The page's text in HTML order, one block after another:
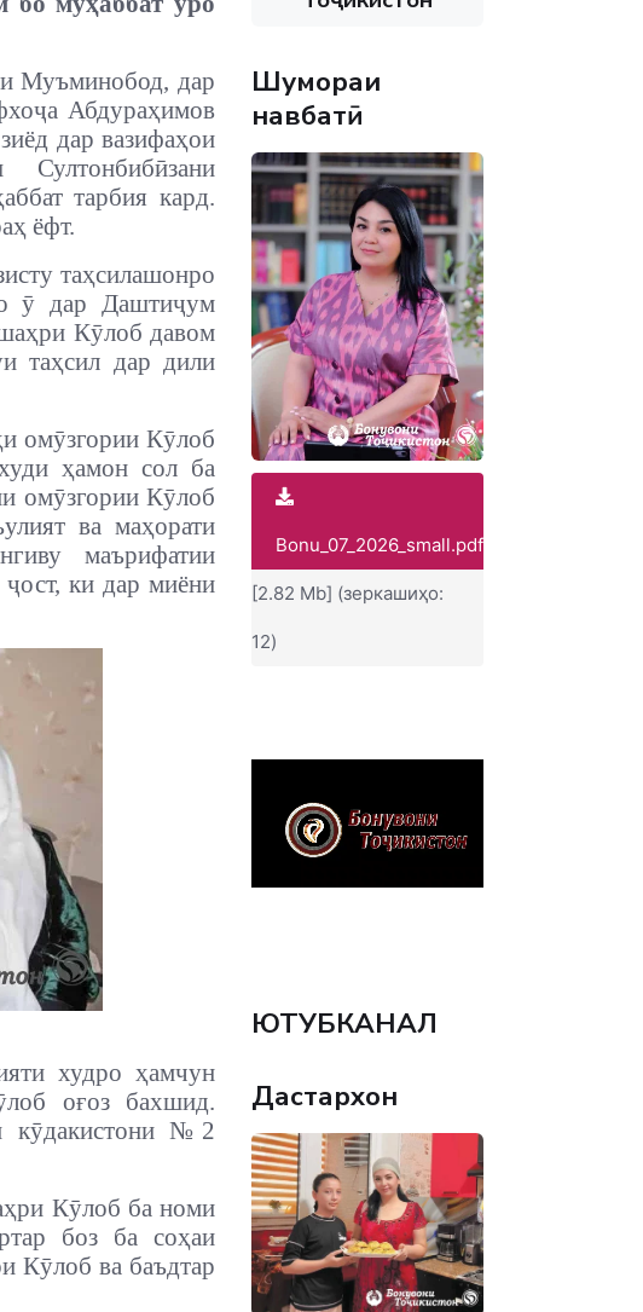
Муъминобод, дар
Абдураҳимов
дар вазифаҳои
Султонбибӣзани
тарбия кард.
ёфт.
таҳсилашонро
ӯ дар Даштиҷум
Кӯлоб давом
таҳсил дар дили
омӯзгории Кӯлоб
ҳамон сол ба
омӯзгории Кӯлоб
ва маҳорати
маърифатии
ки дар миёни
худро ҳамчун
оғоз бахшид.
кӯдакистони №2
Кӯлоб ба номи
боз ба соҳаи
Кӯлоб ва баъдтар
Шумораи
навбатӣ
Bonu_07_2026_small.pdf
[2.82 Mb] (зеркашиҳо:
12)
ЮТУБКАНАЛ
Дастархон